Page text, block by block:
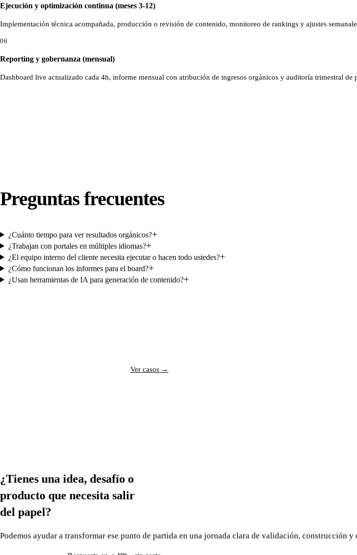
Ejecución y optimización continua (meses 3-12)
Implementación técnica acompañada, producción o revisión de contenido, monitoreo de rankings y ajustes
06
Reporting y gobernanza (mensual)
Dashboard live actualizado cada 4h, informe mensual con atribución de ingresos orgánicos y auditoría trimestral de
Preguntas frecuentes
¿Cuánto tiempo para ver resultados orgánicos?+
¿Trabajan con portales en múltiples idiomas?+
¿El equipo interno del cliente necesita ejecutar o hacen todo ustedes?+
¿Cómo funcionan los informes para el board?+
¿Usan herramientas de IA para generación de contenido?+
Ver casos →
¿Tienes una idea, desafío o
producto que necesita salir
del papel?
Podemos ayudar a transformar ese punto de partida en una jornada clara de validación, construcción y